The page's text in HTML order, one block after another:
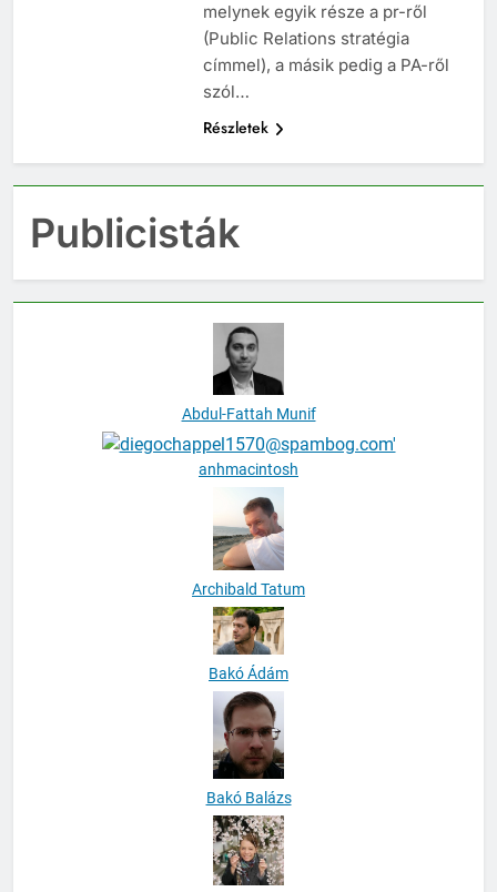
melynek egyik része a pr-ről
(Public Relations stratégia
címmel), a másik pedig a PA-ről
szól…
Részletek
Publicisták
Abdul-Fattah Munif
anhmacintosh
Archibald Tatum
Bakó Ádám
Bakó Balázs